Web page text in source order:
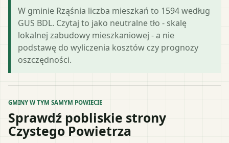
W gminie Rząśnia liczba mieszkań to 1594 według
GUS BDL. Czytaj to jako neutralne tło - skalę
lokalnej zabudowy mieszkaniowej - a nie
podstawę do wyliczenia kosztów czy prognozy
oszczędności.
GMINY W TYM SAMYM POWIECIE
Sprawdź pobliskie strony
Czystego Powietrza